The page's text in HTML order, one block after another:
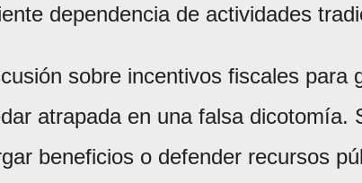
dependencia de actividades
sobre incentivos fiscales para
atrapada en una falsa dicotomía.
beneficios o defender recursos